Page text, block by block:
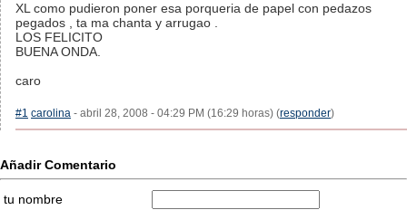
XL como pudieron poner esa porqueria de papel con pedazos
pegados , ta ma chanta y arrugao .
LOS FELICITO
BUENA ONDA.
caro
#1 carolina - abril 28, 2008 - 04:29 PM (16:29 horas) (responder)
Añadir Comentario
tu nombre